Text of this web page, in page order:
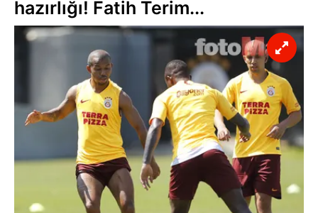
hazırlığı! Fatih Terim...